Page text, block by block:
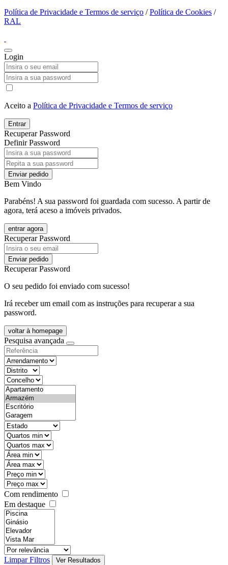
Política de Privacidade e Termos de serviço /Política de Cookies /
RAL
Login
Aceito a Política de Privacidade e Termos de serviço
Entrar
Recuperar Password
Definir Password
Enviar pedido
Bem Vindo
Parabéns! A sua password foi guardada com sucesso. A partir de
agora, terá aceso a imóveis privados.
entrar agora
Recuperar Password
Enviar pedido
Recuperar Password
O seu pedido foi enviado com sucesso!
Irá receber um email com as instruções para recuperar a sua
password.
voltar à homepage
Pesquisa avançada
Com rendimento
Em destaque
Limpar Filtros Ver Resultados